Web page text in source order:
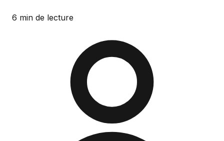
6 min de lecture